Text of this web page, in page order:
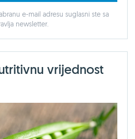
e-mail adresu suglasni ste sa
newsletter.
vrijednost